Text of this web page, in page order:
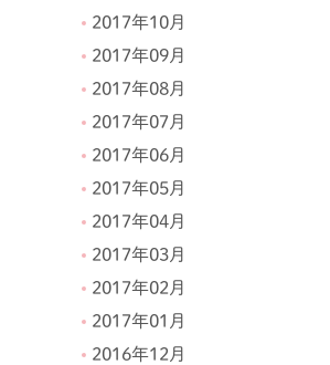
2017年10月
2017年09月
2017年08月
2017年07月
2017年06月
2017年05月
2017年04月
2017年03月
2017年02月
2017年01月
2016年12月